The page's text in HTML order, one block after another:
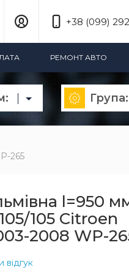
+38 (099) 292
РЕМОНТ АВТО
Група:
265
l=950
105 Citroen
2008 WP-
відгук